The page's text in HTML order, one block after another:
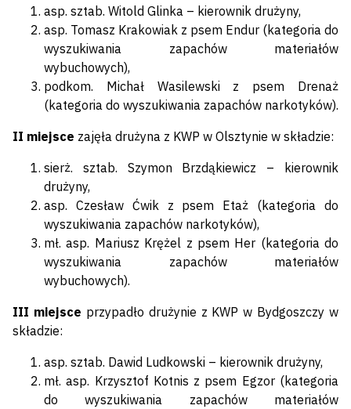
asp. sztab. Witold Glinka – kierownik drużyny,
asp. Tomasz Krakowiak z psem Endur (kategoria do
wyszukiwania zapachów materiałów
wybuchowych),
podkom. Michał Wasilewski z psem Drenaż
(kategoria do wyszukiwania zapachów narkotyków).
II miejsce zajęła drużyna z KWP w Olsztynie w składzie:
sierż. sztab. Szymon Brzdąkiewicz – kierownik
drużyny,
asp. Czesław Ćwik z psem Etaż (kategoria do
wyszukiwania zapachów narkotyków),
mł. asp. Mariusz Krężel z psem Her (kategoria do
wyszukiwania zapachów materiałów
wybuchowych).
III miejsce przypadło drużynie z KWP w Bydgoszczy w
składzie:
asp. sztab. Dawid Ludkowski – kierownik drużyny,
mł. asp. Krzysztof Kotnis z psem Egzor (kategoria
do wyszukiwania zapachów materiałów